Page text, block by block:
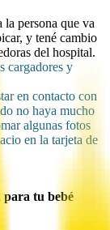
la persona que va
y tené cambio
del hospital.
cargadores y
en contacto con
no haya mucho
algunas fotos
en la tarjeta de
para tu bebé